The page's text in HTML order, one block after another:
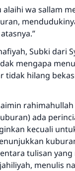
alaihi wa sallam
Subki dari
mengapa
tidak hilang
rahimahullah
ada
kecuali
tulisan
menulis
no.